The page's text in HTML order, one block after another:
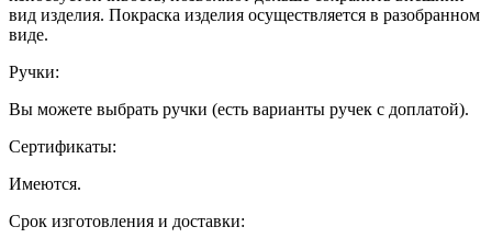
вид изделия. Покраска изделия осуществляется в разобранном
виде.
Ручки:
Вы можете выбрать ручки (есть варианты ручек с доплатой).
Сертификаты:
Имеются.
Срок изготовления и доставки: